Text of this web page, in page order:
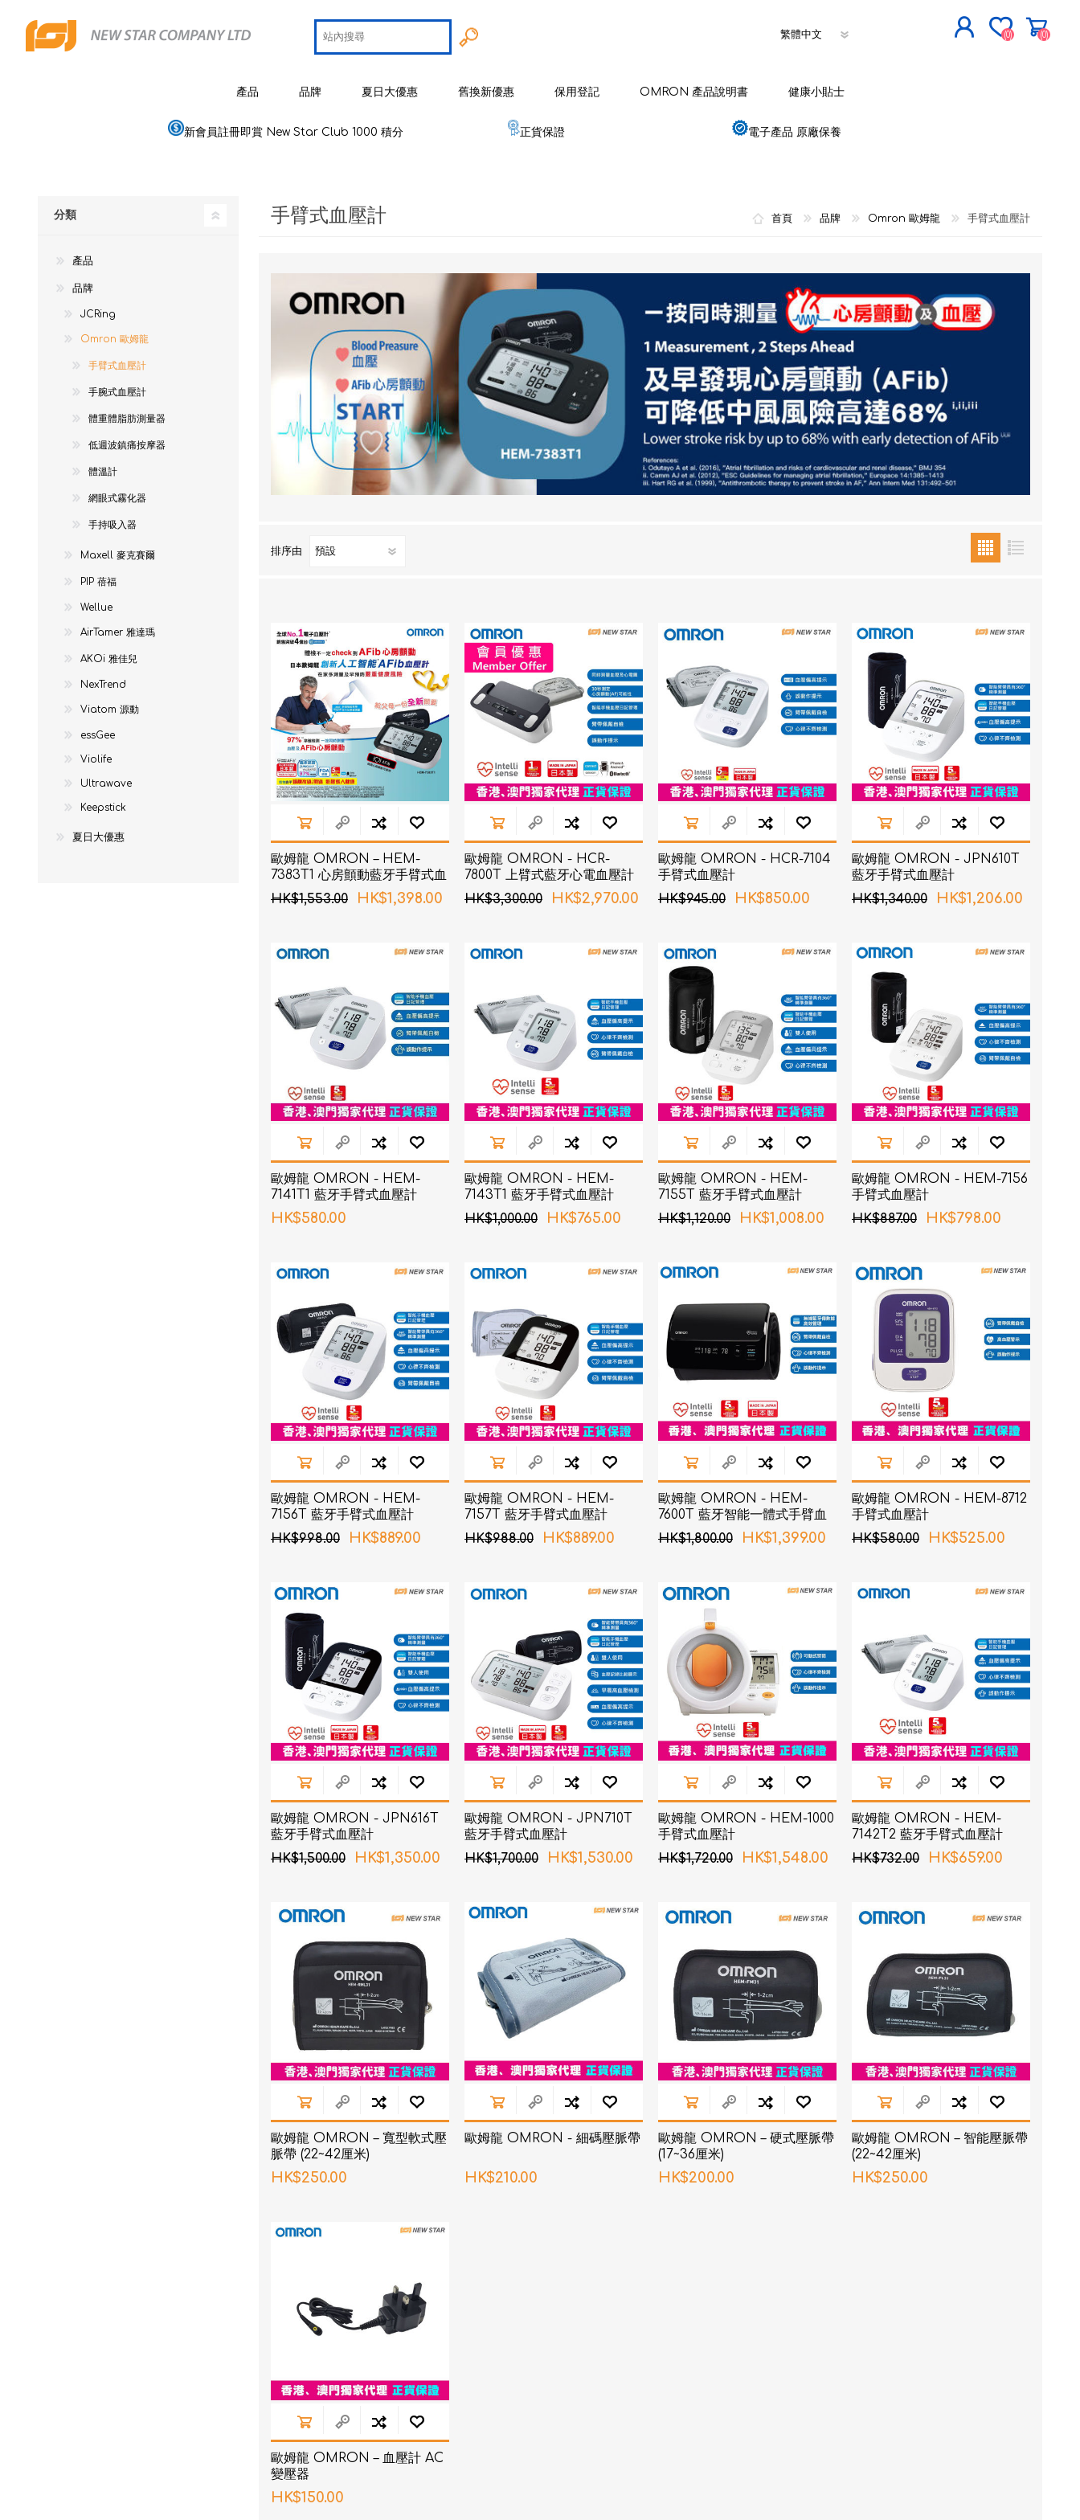
(0) (0)
產品
體溫計
睡眠監測器
霧化器及吸入器
美容
修剪器 / 修毛器
空氣處理 / 空氣淨化器
紓緩肌肉鎮痛用品
EMS運動儀
牙刷及牙刷消毒器
消毒器
家居用品
消毒器 / 殺菌機
空氣淨化器及空氣處理
母嬰用品 嬰兒監測器
紓緩肌肉鎮痛用品
牙刷及牙刷消毒器
品牌
網眼式霧化器
手持吸入器
Maxell 麥克賽爾
EMS 運動儀
Wellue
嬰兒血氧監測器
AirTamer 雅達瑪
Viatom 源動 心電圖監測儀
血氧儀
NexTrend
AKOi 雅佳兒
essGee
Violife Rockee不倒翁兒童牙刷
LED放大化妝鏡
Ultrawave
品牌介紹
舒緩疼痛
Wellue
AirTamer 雅達瑪
NexTrend
AKOi 雅佳兒
ChoiceMMed 超思
夏日大優惠 舊換新優惠 保用登記 OMRON 產品說明書 健康小貼士
新會員註冊即賞 New Star Club 1000 積分 正貨保證 電子產品 原廠保養
手臂式血壓計 首頁 品牌 Omron 歐姆龍 手臂式血壓計
排序由
歐姆龍 OMRON – HEM-
7383T1 心房顫動藍牙手臂式血
壓計
HK$1,553.00 HK$1,398.00
歐姆龍 OMRON - HCR-
7800T 上臂式藍牙心電血壓計
HK$3,300.00
HK$2,970.00
歐姆龍 OMRON - HCR-7104
手臂式血壓計
HK$945.00
HK$850.00
歐姆龍 OMRON - JPN610T
藍牙手臂式血壓計
HK$1,340.00
HK$1,206.00
歐姆龍 OMRON - HEM-
7141T1 藍牙手臂式血壓計
HK$580.00
歐姆龍 OMRON - HEM-
7143T1 藍牙手臂式血壓計
HK$1,000.00
HK$765.00
歐姆龍 OMRON - HEM-
7155T 藍牙手臂式血壓計
HK$1,120.00
HK$1,008.00
歐姆龍 OMRON - HEM-7156
手臂式血壓計
HK$887.00
HK$798.00
歐姆龍 OMRON - HEM-
7156T 藍牙手臂式血壓計
HK$998.00
HK$889.00
歐姆龍 OMRON - HEM-
7157T 藍牙手臂式血壓計
HK$988.00
HK$889.00
歐姆龍 OMRON - HEM-
7600T 藍牙智能一體式手臂血
壓計
HK$1,800.00 HK$1,399.00
歐姆龍 OMRON - HEM-8712
手臂式血壓計
HK$580.00
HK$525.00
歐姆龍 OMRON - JPN616T
藍牙手臂式血壓計
HK$1,500.00
HK$1,350.00
歐姆龍 OMRON - JPN710T
藍牙手臂式血壓計
HK$1,700.00
HK$1,530.00
歐姆龍 OMRON - HEM-1000
手臂式血壓計
HK$1,720.00
HK$1,548.00
歐姆龍 OMRON - HEM-
7142T2 藍牙手臂式血壓計
HK$732.00
HK$659.00
歐姆龍 OMRON – 寬型軟式壓
脈帶 (22~42厘米)
HK$250.00
歐姆龍 OMRON - 細碼壓脈帶
HK$210.00
歐姆龍 OMRON – 硬式壓脈帶
(17~36厘米)
HK$200.00
歐姆龍 OMRON – 智能壓脈帶
(22~42厘米)
HK$250.00
歐姆龍 OMRON – 血壓計 AC
變壓器
HK$150.00
分類
產品
品牌
JCRing
Omron 歐姆龍
手臂式血壓計
手腕式血壓計
體重體脂肪測量器
低週波鎮痛按摩器
體溫計
網眼式霧化器
手持吸入器
Maxell 麥克賽爾
PIP 蓓福
Wellue
AirTamer 雅達瑪
AKOi 雅佳兒
NexTrend
Viatom 源動
essGee
Violife
Ultrawave
Keepstick
夏日大優惠